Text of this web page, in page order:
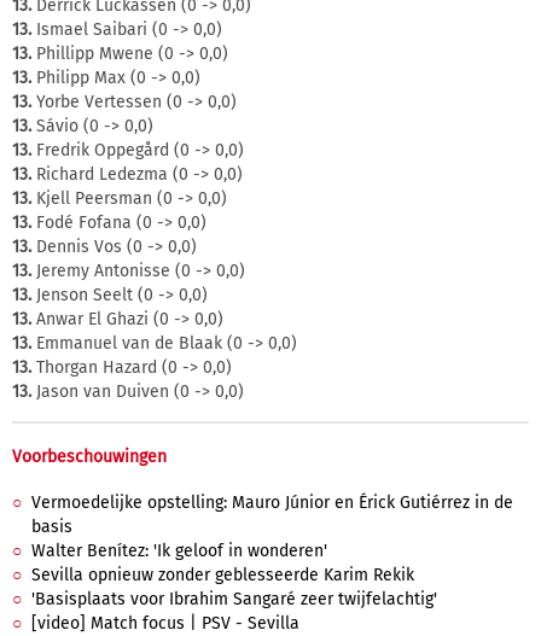
13.Derrick Luckassen (0 -> 0,0)
13.Ismael Saibari (0 -> 0,0)
13.Phillipp Mwene (0 -> 0,0)
13.Philipp Max (0 -> 0,0)
13.Yorbe Vertessen (0 -> 0,0)
13.Sávio (0 -> 0,0)
13.Fredrik Oppegård (0 -> 0,0)
13.Richard Ledezma (0 -> 0,0)
13.Kjell Peersman (0 -> 0,0)
13.Fodé Fofana (0 -> 0,0)
13.Dennis Vos (0 -> 0,0)
13.Jeremy Antonisse (0 -> 0,0)
13.Jenson Seelt (0 -> 0,0)
13.Anwar El Ghazi (0 -> 0,0)
13.Emmanuel van de Blaak (0 -> 0,0)
13.Thorgan Hazard (0 -> 0,0)
13.Jason van Duiven (0 -> 0,0)
Voorbeschouwingen
Vermoedelijke opstelling: Mauro Júnior en Érick Gutiérrez in de
basis
Walter Benítez: 'Ik geloof in wonderen'
Sevilla opnieuw zonder geblesseerde Karim Rekik
'Basisplaats voor Ibrahim Sangaré zeer twijfelachtig'
[video] Match focus | PSV - Sevilla